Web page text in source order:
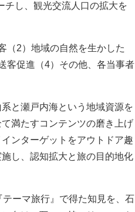
チし、観光交流人口の拡大を
（2）地域の自然を生かした
客促進（4）その他、各当事者
と瀬戸内海という地域資源を
満たすコンテンツの磨き上げ
ンターゲットをアウトドア趣
し、認知拡大と旅の目的地化
ーマ旅行』で得た知見を、石